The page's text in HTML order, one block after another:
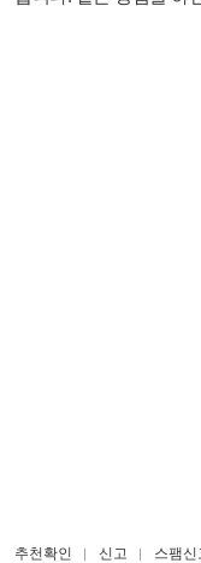
추천확인 신고 스팸신